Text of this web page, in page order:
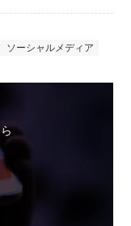
ソーシャルメディア